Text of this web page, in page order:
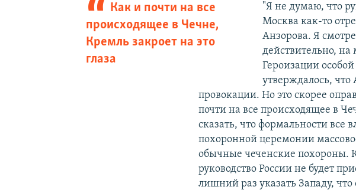
Как и почти на все
происходящее в Чечне,
Кремль закроет на это
глаза
"Я не думаю, что
Москва как-то
Анзорова. Я
действительно, на
Героизации
утверждалось,
провокации. Но это скорее
почти на все происходящее в
сказать, что формальности
похоронной церемонии
обычные чеченские похороны.
руководство России не будет
лишний раз указать Западу,